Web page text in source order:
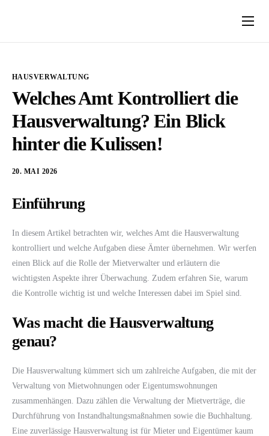
Über Uns
Ratgeber
Kontakt
HAUSVERWALTUNG
Welches Amt Kontrolliert die
Hausverwaltung? Ein Blick
hinter die Kulissen!
20. MAI 2026
Einführung
In diesem Artikel betrachten wir, welches Amt die Hausverwaltung
kontrolliert und welche Aufgaben diese Ämter übernehmen. Wir werfen
einen Blick auf die Rolle der Mietverwalter und erläutern die
wichtigsten Aspekte ihrer Überwachung. Zudem erfahren Sie, warum
die Kontrolle wichtig ist und welche Interessen dabei im Spiel sind.
Was macht die Hausverwaltung
genau?
Die Hausverwaltung kümmert sich um zahlreiche Aufgaben, die mit der
Verwaltung von Mietwohnungen oder Eigentumswohnungen
zusammenhängen. Dazu zählen die Verwaltung der Mietverträge, die
Durchführung von Instandhaltungsmaßnahmen sowie die Buchhaltung.
Eine zuverlässige Hausverwaltung ist für Mieter und Eigentümer kaum